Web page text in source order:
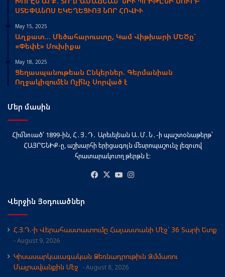
ՍՏԵՓԱՆՈՍ ԵԿԵՂԵՑՒՈՅ ՆՈՐ ՀՈՎԻՒ
May 15, 2025
Աղքատ… Մեծահարուստը, Կամ Վիթխարի ՄԵԾը՝
«Փեփէ» Մուխիքա
May 18, 2025
Ցեղասպանութեան Ընկերներ. Գերմանիան
Ողջակիզումէն Ոչի՞նչ Սորված է
Մեր մասին
Հիմնուած՝ 1899-ին, Հ․Յ․Դ․ Արեւելեան Ա․Մ․Ն․-ի պաշտօնաթերթ՝
ՀԱՅՐԵՆԻՔ-ը, աշխարհի երիցագոյն մեսրոպաշունչ լեզուով
հրատարակուող թերթն է։
Facebook
X YouTube
Վերջին Յօդուածներ
Հ.Յ.Դ.-ի Վերահաստատումը Հայաստանի Մէջ՝ 36 Տարի Ետք
August 9, 2026
Կիսասարկաւագական Ձեռնադրութիւն Զմմառու
Մայրավանքին Մէջ
August 8, 2026